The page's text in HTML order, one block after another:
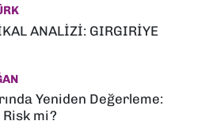
ANALİZİ: GIRGIRİYE
Yeniden Değerleme:
Risk mi?